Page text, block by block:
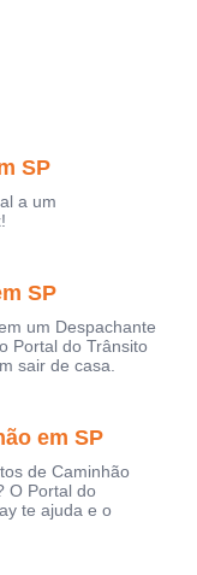
SP
a um
SP
um Despachante
Portal do Trânsito
sair de casa.
em SP
de Caminhão
O Portal do
te ajuda e o